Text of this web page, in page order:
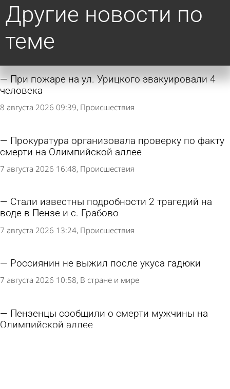
Другие новости по
теме
При пожаре на ул. Урицкого эвакуировали 4
человека
8 августа 2026 09:39 Происшествия
Прокуратура организовала проверку по факту
смерти на Олимпийской аллее
7 августа 2026 16:48 Происшествия
Стали известны подробности 2 трагедий на
воде в Пензе и с. Грабово
7 августа 2026 13:24 Происшествия
Россиянин не выжил после укуса гадюки
7 августа 2026 10:58 В стране и мире
Пензенцы сообщили о смерти мужчины на
Олимпийской аллее